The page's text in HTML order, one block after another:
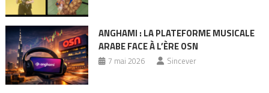
ANGHAMI : LA PLATEFORME MUSICALE
ARABE FACE À L’ÈRE OSN
7 mai 2026 Sincever